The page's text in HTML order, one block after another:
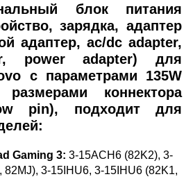
блок питания
зарядка, адаптер
адаптер, ac/dc adapter,
power adapter) для
с параметрами 135W
коннектора
pin), подходит для
Gaming 3: 3-15ACH6 (82K2), 3-
82MJ), 3-15IHU6, 3-15IHU6 (82K1,